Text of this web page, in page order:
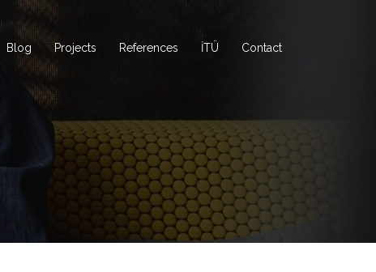
Blog Projects References İTÜ Contact